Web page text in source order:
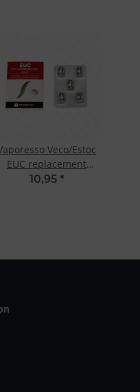
Veco/Estoc
EUC replacement
ceramic coil SS316L 0.6
10,95 *